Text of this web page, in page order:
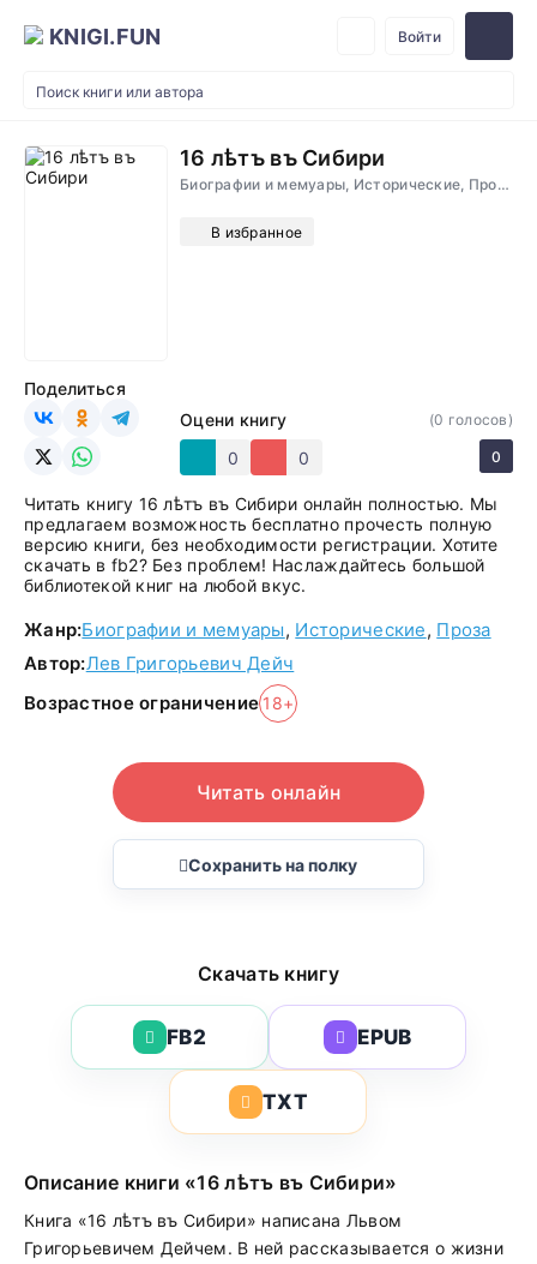
KNIGI.FUN Войти
16 лѣтъ въ Сибири
Биографии и мемуары, Исторические, Проза
В избранное
Оцени книгу
0
0
(0 голосов)
0
Поделиться
Читать книгу 16 лѣтъ въ Сибири онлайн полностью. Мы
предлагаем возможность бесплатно прочесть полную
версию книги, без необходимости регистрации. Хотите
скачать в fb2? Без проблем! Наслаждайтесь большой
библиотекой книг на любой вкус.
Жанр:Биографии и мемуары, Исторические, Проза
Автор:Лев Григорьевич Дейч
Возрастное ограничение 18+
Читать онлайн
Сохранить на полку
Скачать книгу
FB2 EPUB
TXT
Описание книги «16 лѣтъ въ Сибири»
Книга «16 лѣтъ въ Сибири» написана Львом
Григорьевичем Дейчем. В ней рассказывается о жизни